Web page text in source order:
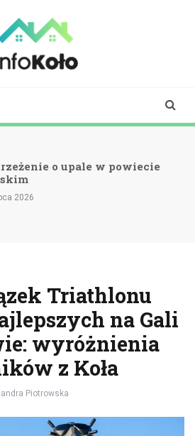
o upale w powiecie
2026
Triathlonu
na Gali
wyróżnienia
z Koła
Piotrowska